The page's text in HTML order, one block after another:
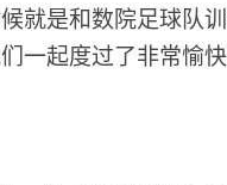
就是和数院足球队
一起度过了非常愉快